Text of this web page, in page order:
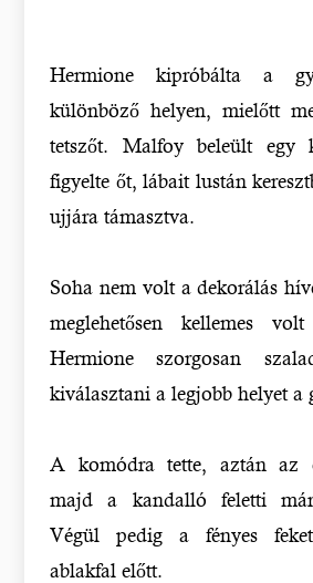
Hermione kipróbálta a
különböző helyen, mielőtt
tetszőt. Malfoy beleült egy
figyelte őt, lábait lustán
ujjára támasztva.
Soha nem volt a dekorálás
meglehetősen kellemes
Hermione szorgosan
kiválasztani a legjobb helyet a
A komódra tette, aztán az
majd a kandalló feletti
Végül pedig a fényes
ablakfal előtt.